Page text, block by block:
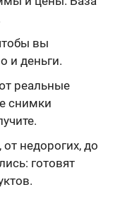
вы
и деньги.
реальные
снимки
недорогих, до
готовят